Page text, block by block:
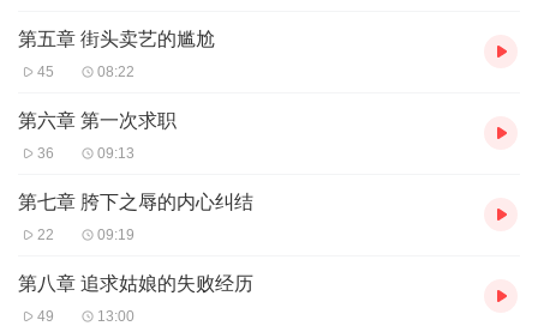
第五章 街头卖艺的尴尬
45 08:22
第六章 第一次求职
36 09:13
第七章 胯下之辱的内心纠结
22 09:19
第八章 追求姑娘的失败经历
49 13:00